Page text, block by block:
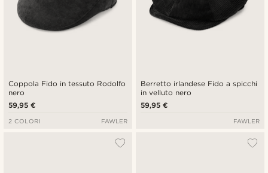
Coppola Fido in tessuto Rodolfo
nero
59,95 €
2 COLORI FAWLER
Berretto irlandese Fido a spicchi
in velluto nero
59,95 €
FAWLER